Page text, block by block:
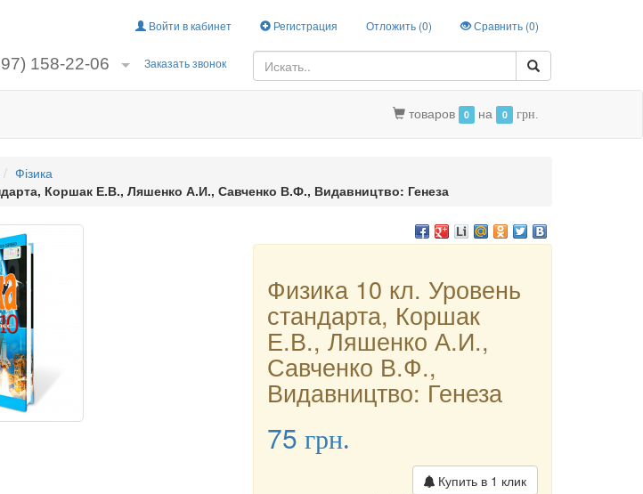
Войти в кабинет Регистрация Отложить (0) Сравнить (0)
158-22-06 Заказать звонок
товаров 0 на 0 грн.
Фізика
Коршак Е.В., Ляшенко А.И., Савченко В.Ф., Видавництво: Генеза
Физика 10 кл. Уровень
стандарта, Коршак
Е.В., Ляшенко А.И.,
Савченко В.Ф.,
Видавництво: Генеза
75 грн.
Купить в 1 клик